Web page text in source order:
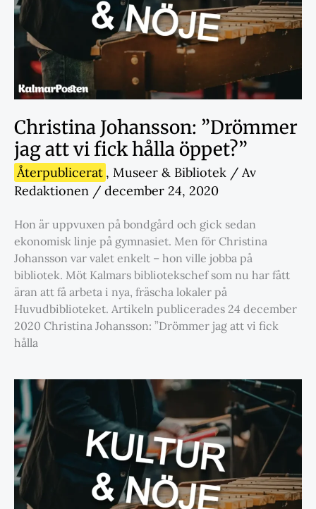
Christina Johansson: ”Drömmer
jag att vi fick hålla öppet?”
Återpublicerat , Museer & Bibliotek / Av
Redaktionen / december 24, 2020
Hon är uppvuxen på bondgård och gick sedan
ekonomisk linje på gymnasiet. Men för Christina
Johansson var valet enkelt – hon ville jobba på
bibliotek. Möt Kalmars bibliotekschef som nu har fått
äran att få arbeta i nya, fräscha lokaler på
Huvudbiblioteket. Artikeln publicerades 24 december
2020 Christina Johansson: ”Drömmer jag att vi fick
hålla